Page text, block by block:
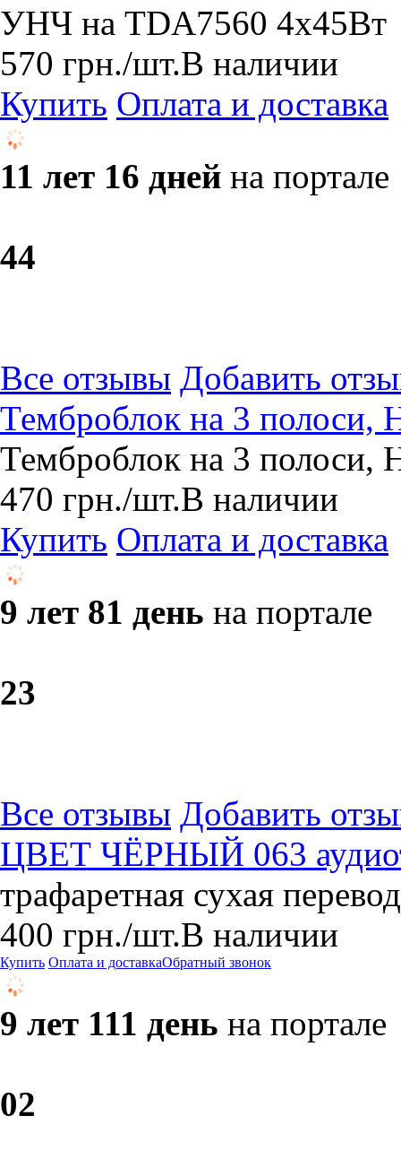
УНЧ на TDA7560 4x45Вт
570 грн./шт.В наличии
Купить Оплата и доставка
11 лет 16 дней на портале
44
Все отзывы Добавить
Темброблок на 3 полоси,
Темброблок на 3 полоси,
470 грн./шт.В наличии
Купить Оплата и доставка
9 лет 81 день на портале
23
Все отзывы Добавить
ЦВЕТ ЧЁРНЫЙ 063
трафаретная сухая
400 грн./шт.В наличии
Купить Оплата и доставкаОбратный звонок
9 лет 111 день на портале
02